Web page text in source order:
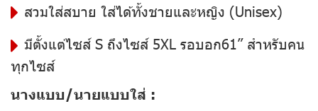
สวมใส่สบาย ใส่ได้ทั้งชายและหญิง (Unisex)
มีตั้งแต่ไซส์ S ถึงไซส์ 5XL รอบอก61” สำหรับคน
ทุกไซส์
นางแบบ/นายแบบใส่ :